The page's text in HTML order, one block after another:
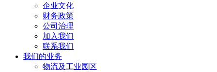
企业文化
财务政策
公司治理
加入我们
联系我们
我们的业务
物流及工业园区